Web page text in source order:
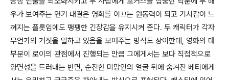
우가 보여주는 연기 대결은 영화를 이끄는 원동력이 되고 기시감이 느
껴지는 플롯임에도 팽팽한 긴장감을 유지시켜 준다. 두 캐릭터가 각자
무언가의 거짓을 말하고 있음을 보여주는 방식도 상이한데, 영화의 대
부분이 로이의 관점에서 진행되는 만큼 그에게서는 보다 직접적으로
양면성을 드러내는 반면, 순진한 미망인의 얼굴 뒤에 숨겨진 베티에게